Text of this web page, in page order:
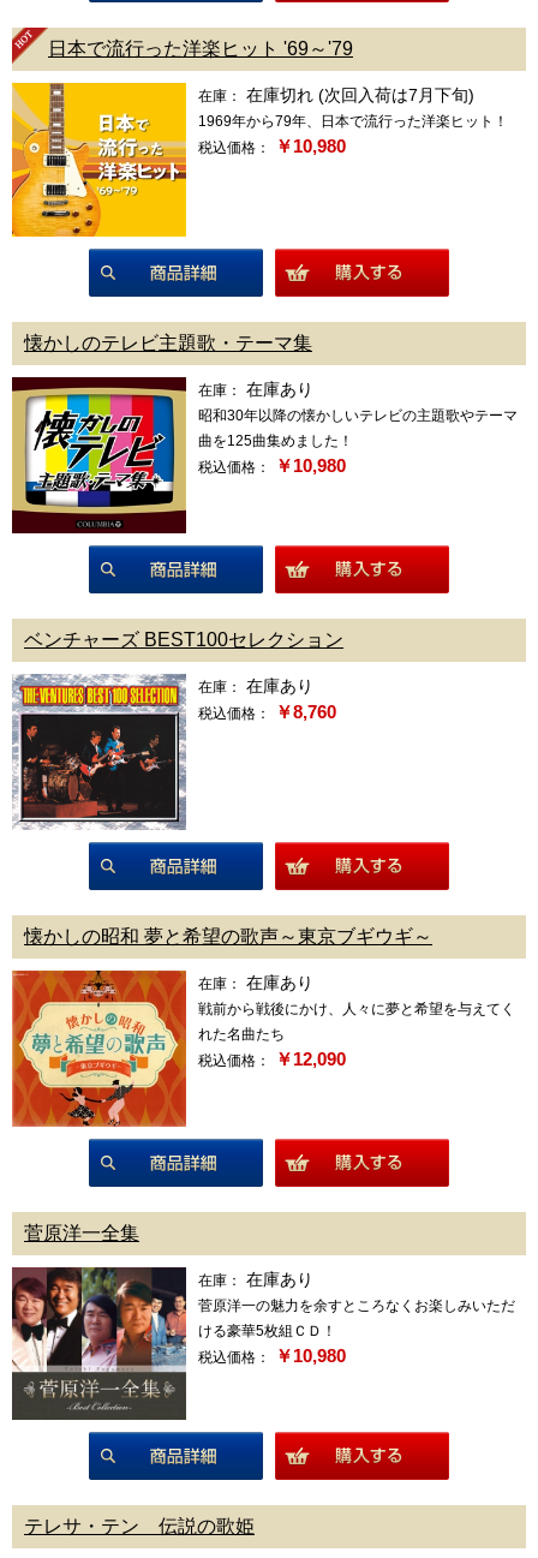
日本で流行った洋楽ヒット '69～'79
在庫： 在庫切れ (次回入荷は7月下旬)
1969年から79年、日本で流行った洋楽ヒット！
税込価格：
￥10,980
懐かしのテレビ主題歌・テーマ集
在庫： 在庫あり
昭和30年以降の懐かしいテレビの主題歌やテーマ
曲を125曲集めました！
税込価格：
￥10,980
ベンチャーズ BEST100セレクション
在庫： 在庫あり
税込価格： ￥8,760
懐かしの昭和 夢と希望の歌声～東京ブギウギ～
在庫： 在庫あり
戦前から戦後にかけ、人々に夢と希望を与えてく
れた名曲たち
税込価格：
￥12,090
菅原洋一全集
在庫： 在庫あり
菅原洋一の魅力を余すところなくお楽しみいただ
ける豪華5枚組ＣＤ！
税込価格：
￥10,980
テレサ・テン 伝説の歌姫